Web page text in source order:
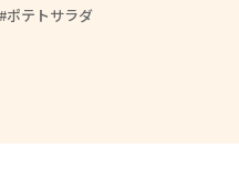
ポテトサラダ